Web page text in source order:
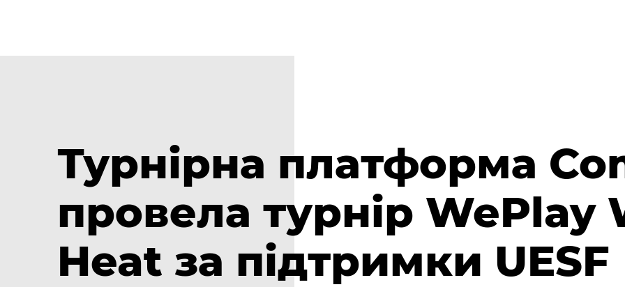
Турнірна платформа
провела турнір WePlay
Heat за підтримки UESF